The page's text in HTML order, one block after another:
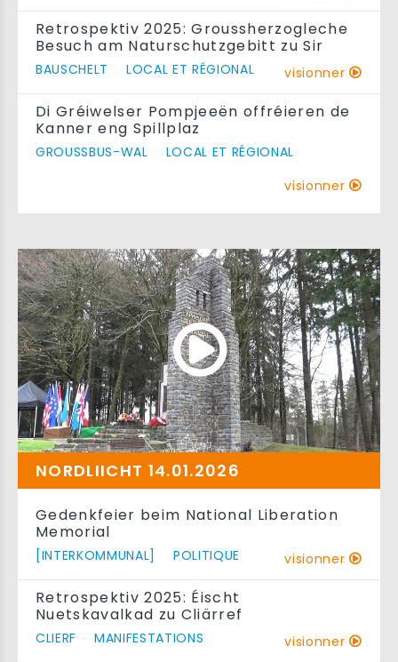
Retrospektiv 2025: Groussherzogleche
Besuch am Naturschutzgebitt zu Sir
BAUSCHELT LOCAL ET RÉGIONAL visionner
Di Gréiwelser Pompjeeën offréieren de
Kanner eng Spillplaz
GROUSSBUS-WAL
LOCAL ET RÉGIONAL
visionner
NORDLIICHT 14.01.2026
Gedenkfeier beim National Liberation
Memorial
[INTERKOMMUNAL] POLITIQUE visionner
Retrospektiv 2025: Éischt
Nuetskavalkad zu Cliärref
CLIERF MANIFESTATIONS visionner